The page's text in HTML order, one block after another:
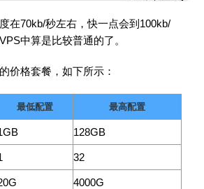
在70kb/秒左右，快一点会到100kb/
中算是比较普通的了。
价格套餐，如下所示：
最低配置 最高配置
128GB
32
4000G